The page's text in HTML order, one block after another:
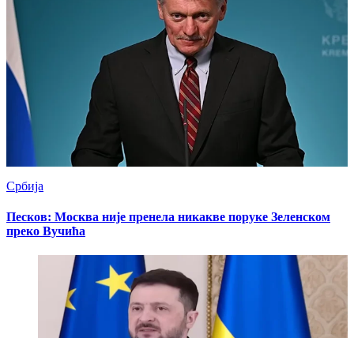
Србија
Песков: Москва није пренела никакве поруке Зеленском
преко Вучића